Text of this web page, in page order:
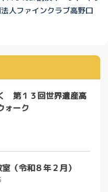
人ファインクラブ高野口
第１３回世界遺産高
ォーク
（令和８年２月）